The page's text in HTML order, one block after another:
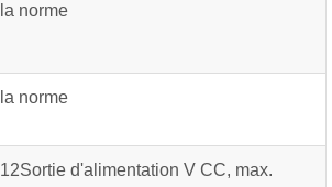
la norme
la norme
12Sortie d'alimentation V CC, max.